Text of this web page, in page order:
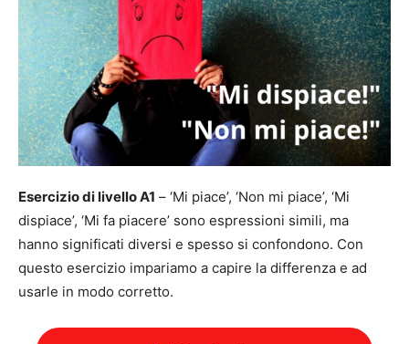
Esercizio di livello A1 – ‘Mi piace’, ‘Non mi piace’, ‘Mi
dispiace’, ‘Mi fa piacere’ sono espressioni simili, ma
hanno significati diversi e spesso si confondono. Con
questo esercizio impariamo a capire la differenza e ad
usarle in modo corretto.